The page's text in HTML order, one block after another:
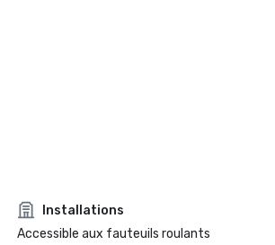
Installations
Accessible aux fauteuils roulants